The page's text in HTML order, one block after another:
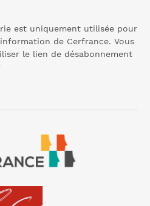
est uniquement utilisée pour
de Cerfrance. Vous
le lien de désabonnement